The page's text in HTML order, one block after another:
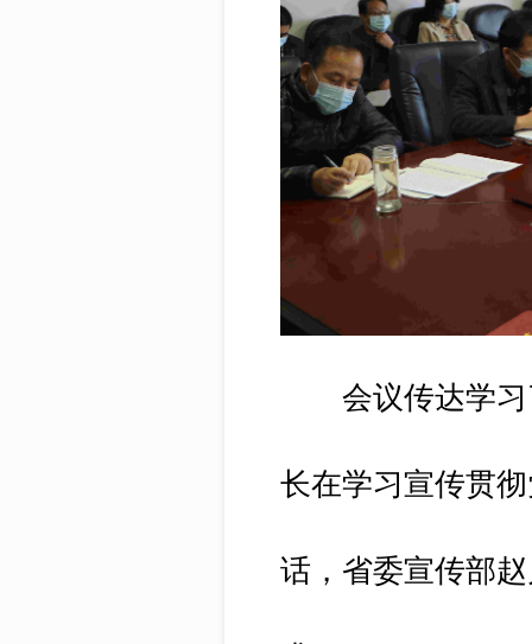
会议传达学习
长在学习宣传贯
话，省委宣传部